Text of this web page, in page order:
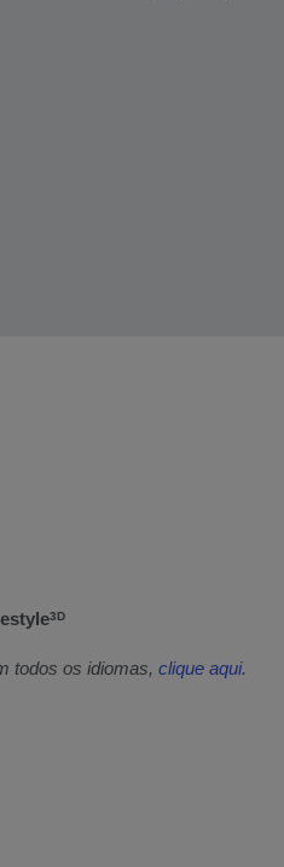
3D
todos os idiomas, clique aqui.